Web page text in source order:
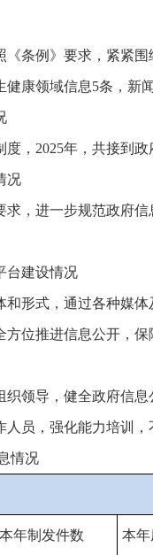
条例》要求，紧紧
康领域信息5条，新
，2025年，共接到政
况
求，进一步规范政府
台建设情况
和形式，通过各种媒
位推进信息公开，保
织领导，健全政府信
员，强化能力培训
情况
本年制发件数 本年